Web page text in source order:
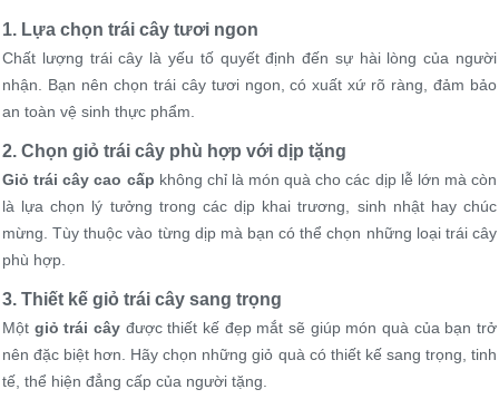
1. Lựa chọn trái cây tươi ngon
Chất lượng trái cây là yếu tố quyết định đến sự hài lòng của người
nhận. Bạn nên chọn trái cây tươi ngon, có xuất xứ rõ ràng, đảm bảo
an toàn vệ sinh thực phẩm.
2. Chọn giỏ trái cây phù hợp với dịp tặng
Giỏ trái cây cao cấp không chỉ là món quà cho các dịp lễ lớn mà còn
là lựa chọn lý tưởng trong các dịp khai trương, sinh nhật hay chúc
mừng. Tùy thuộc vào từng dịp mà bạn có thể chọn những loại trái cây
phù hợp.
3. Thiết kế giỏ trái cây sang trọng
Một giỏ trái cây được thiết kế đẹp mắt sẽ giúp món quà của bạn trở
nên đặc biệt hơn. Hãy chọn những giỏ quà có thiết kế sang trọng, tinh
tế, thể hiện đẳng cấp của người tặng.